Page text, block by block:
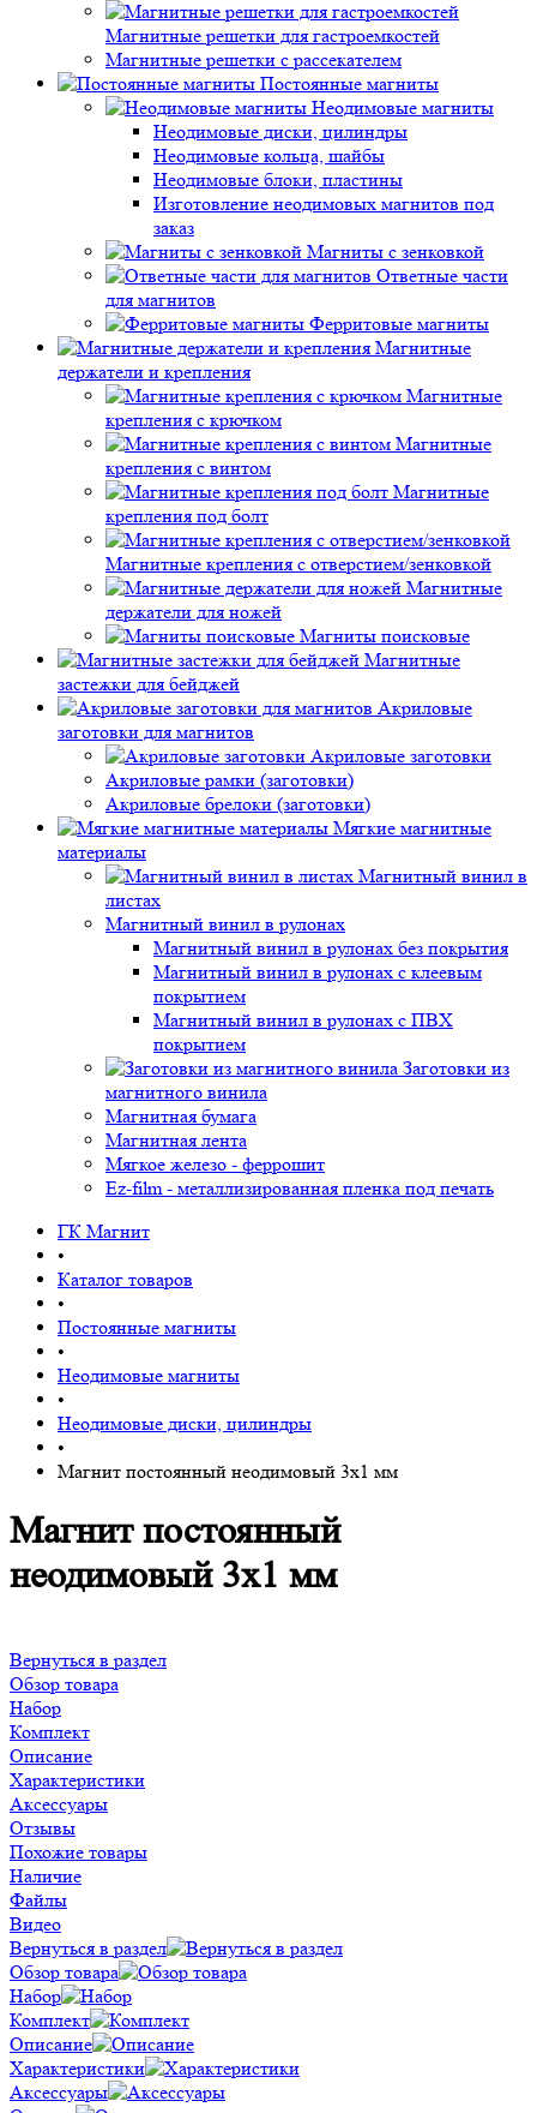
Магнитные решетки для гастроемкостей
Магнитные решетки с рассекателем
Постоянные магниты
Неодимовые магниты
Неодимовые диски, цилиндры
Неодимовые кольца, шайбы
Неодимовые блоки, пластины
Изготовление неодимовых магнитов под
заказ
Магниты с зенковкой
Ответные части
для магнитов
Ферритовые магниты
Магнитные
держатели и крепления
Магнитные
крепления с крючком
Магнитные
крепления с винтом
Магнитные
крепления под болт
Магнитные крепления с отверстием/зенковкой
Магнитные
держатели для ножей
Магниты поисковые
Магнитные
застежки для бейджей
Акриловые
заготовки для магнитов
Акриловые заготовки
Акриловые рамки (заготовки)
Акриловые брелоки (заготовки)
Мягкие магнитные
материалы
Магнитный винил в
листах
Магнитный винил в рулонах
Магнитный винил в рулонах без покрытия
Магнитный винил в рулонах с клеевым
покрытием
Магнитный винил в рулонах с ПВХ
покрытием
Заготовки из
магнитного винила
Магнитная бумага
Магнитная лента
Мягкое железо - феррошит
Ez-film - металлизированная пленка под печать
ГК Магнит
•
Каталог товаров
•
Постоянные магниты
•
Неодимовые магниты
•
Неодимовые диски, цилиндры
•
Магнит постоянный неодимовый 3х1 мм
Магнит постоянный
неодимовый 3х1 мм
Вернуться в раздел
Обзор товара
Набор
Комплект
Описание
Характеристики
Аксессуары
Отзывы
Похожие товары
Наличие
Файлы
Видео
Вернуться в раздел
Обзор товара
Набор
Комплект
Описание
Характеристики
Аксессуары